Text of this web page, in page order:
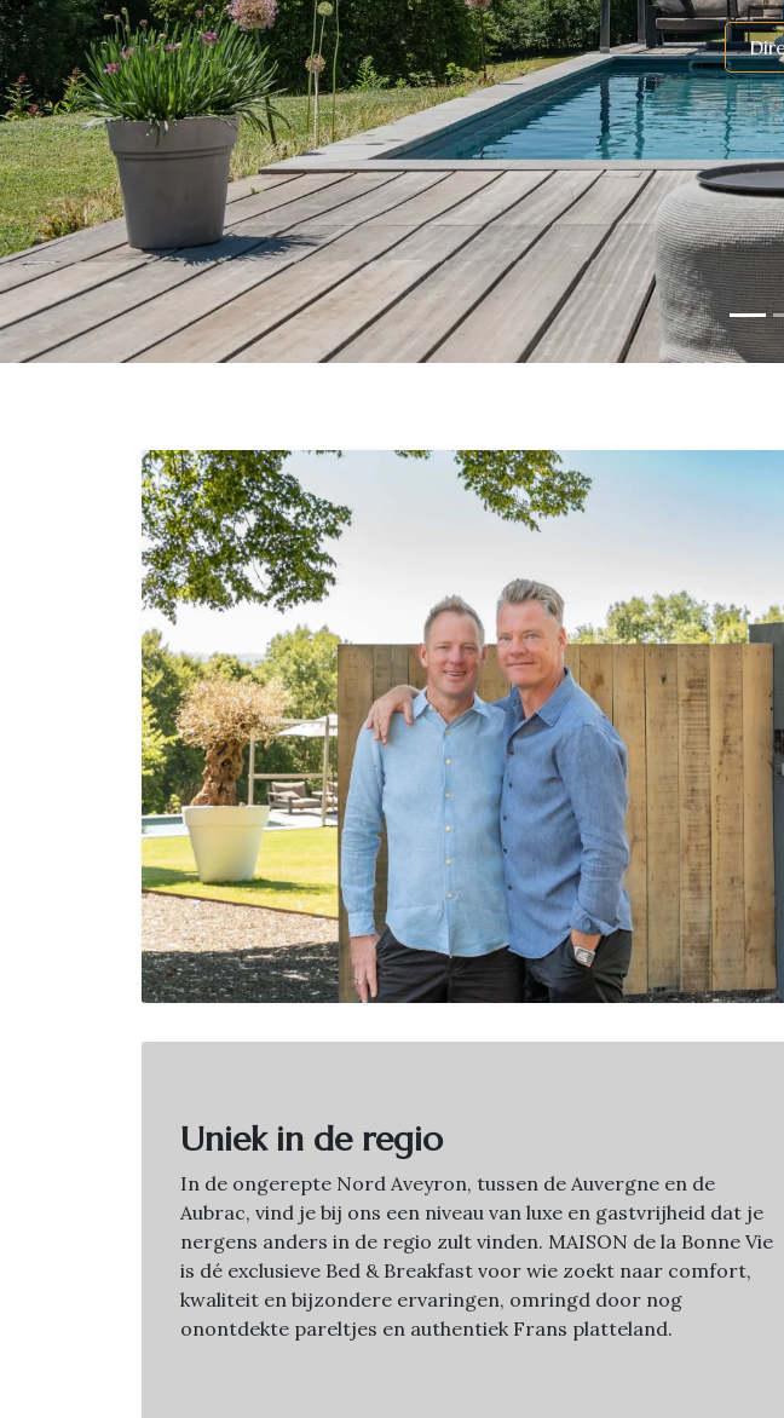
Uniek in de regio
In de ongerepte Nord Aveyron, tussen de Auvergne en de
Aubrac, vind je bij ons een niveau van luxe en gastvrijheid dat je
nergens anders in de regio zult vinden. MAISON de la Bonne Vie
is dé exclusieve Bed & Breakfast voor wie zoekt naar comfort,
kwaliteit en bijzondere ervaringen, omringd door nog
onontdekte pareltjes en authentiek Frans platteland.